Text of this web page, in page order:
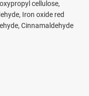
cellulose,
Iron oxide red
Cinnamaldehyde